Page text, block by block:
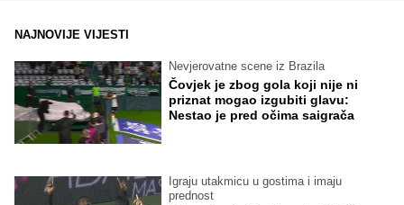
NAJNOVIJE VIJESTI
Nevjerovatne scene iz Brazila
Čovjek je zbog gola koji nije ni
priznat mogao izgubiti glavu:
Nestao je pred očima saigrača
Igraju utakmicu u gostima i imaju
prednost